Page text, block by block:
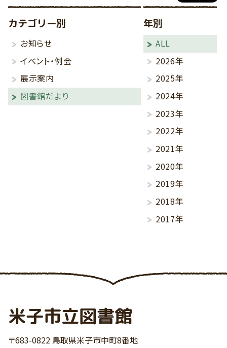
カテゴリー別
お知らせ
イベント・例会
展示案内
図書館だより
年別
ALL
2026年
2025年
2024年
2023年
2022年
2021年
2020年
2019年
2018年
2017年
米子市立図書館
〒683-0822 鳥取県米子市中町8番地